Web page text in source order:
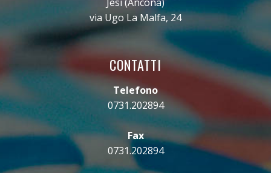
via Ugo La Malfa, 24
CONTATTI
Telefono
0731.202894
Fax
0731.202894